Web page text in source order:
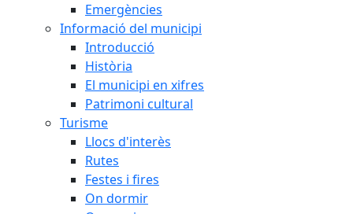
Emergències
Informació del municipi
Introducció
Història
El municipi en xifres
Patrimoni cultural
Turisme
Llocs d'interès
Rutes
Festes i fires
On dormir